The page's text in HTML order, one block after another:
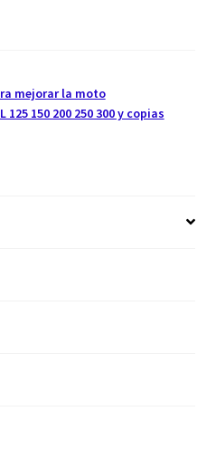
mejorar la moto
125 150 200 250 300 y copias